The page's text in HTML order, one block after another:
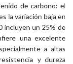
de carbono: el
la variación baja en
incluyen un 25% de
una excelente
a altas
y dureza